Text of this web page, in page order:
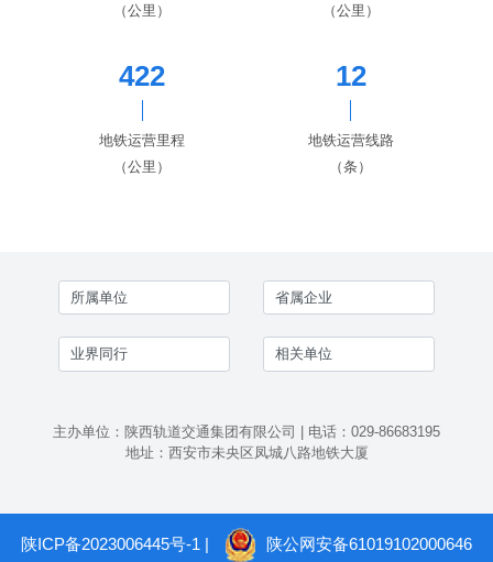
（公里）
（公里）
422
地铁运营里程
（公里）
12
地铁运营线路
（条）
主办单位：陕西轨道交通集团有限公司 | 电话：029-86683195
地址：西安市未央区凤城八路地铁大厦
陕ICP备2023006445号-1 | 陕公网安备61019102000646